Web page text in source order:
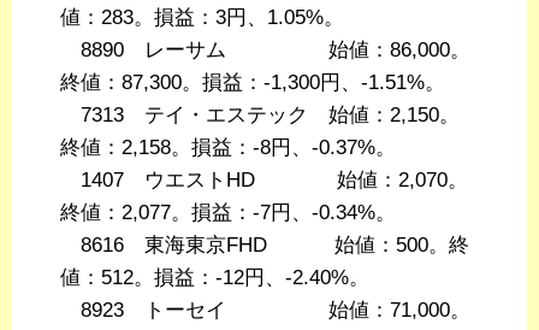
値：283。損益：3円、1.05%。
8890 レーサム 始値：86,000。
終値：87,300。損益：-1,300円、-1.51%。
7313 テイ・エステック 始値：2,150。
終値：2,158。損益：-8円、-0.37%。
1407 ウエストHD 始値：2,070。
終値：2,077。損益：-7円、-0.34%。
8616 東海東京FHD 始値：500。終
値：512。損益：-12円、-2.40%。
8923 トーセイ 始値：71,000。